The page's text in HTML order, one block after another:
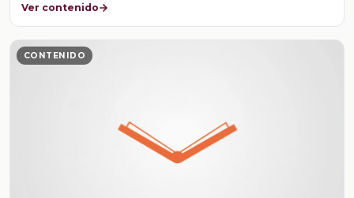
Ver contenido
CONTENIDO